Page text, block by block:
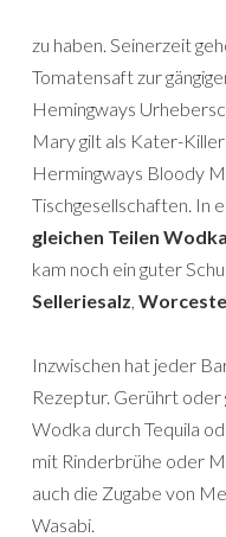
zu haben. Seinerzeit
Tomatensaft zur
Hemingways
Mary gilt als Kater-
Hermingways Bloody
Tischgesellschaften. In
gleichen Teilen Wodka
kam noch ein guter
Selleriesalz,
Inzwischen hat jeder
Rezeptur. Gerührt
Wodka durch Tequila
mit Rinderbrühe oder
auch die Zugabe von
Wasabi.